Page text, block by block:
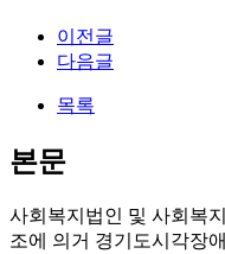
이전글
다음글
목록
본문
사회복지법인 및 사회복
조에 의거 경기도시각장